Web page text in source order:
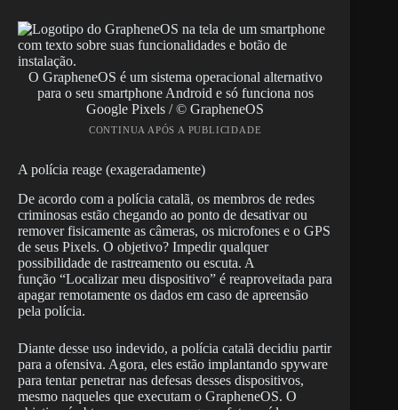
O GrapheneOS é um sistema operacional alternativo
para o seu smartphone Android e só funciona nos
Google Pixels / © GrapheneOS
CONTINUA APÓS A PUBLICIDADE
A polícia reage (exageradamente)
De acordo com a polícia catalã, os membros de redes
criminosas estão chegando ao ponto de desativar ou
remover fisicamente as câmeras, os microfones e o GPS
de seus Pixels. O objetivo? Impedir qualquer
possibilidade de rastreamento ou escuta. A
função “Localizar meu dispositivo” é reaproveitada para
apagar remotamente os dados em caso de apreensão
pela polícia.
Diante desse uso indevido, a polícia catalã decidiu partir
para a ofensiva. Agora, eles estão implantando spyware
para tentar penetrar nas defesas desses dispositivos,
mesmo naqueles que executam o GrapheneOS. O